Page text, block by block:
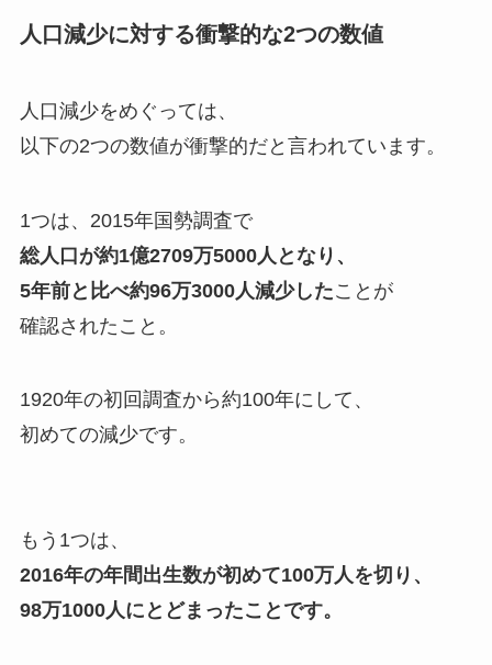
人口減少に対する衝撃的な2つの数値
人口減少をめぐっては、
以下の2つの数値が衝撃的だと言われています。
1つは、2015年国勢調査で
総人口が約1億2709万5000人となり、
5年前と比べ約96万3000人減少したことが
確認されたこと。
1920年の初回調査から約100年にして、
初めての減少です。
もう1つは、
2016年の年間出生数が初めて100万人を切り、
98万1000人にとどまったことです。